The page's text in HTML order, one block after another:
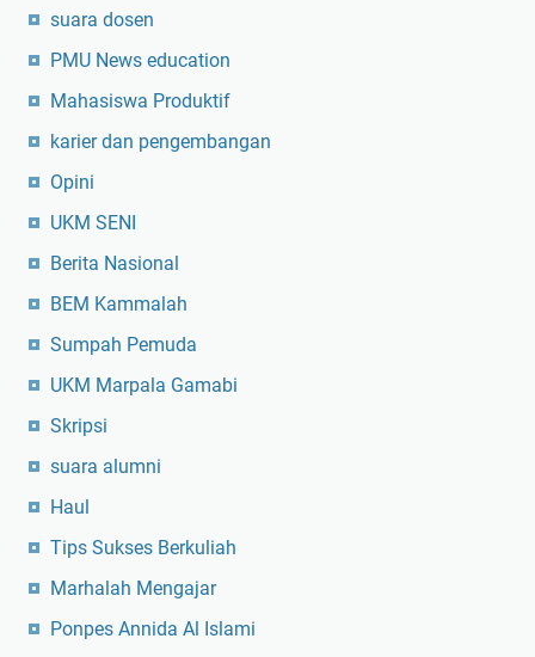
suara dosen
PMU News education
Mahasiswa Produktif
karier dan pengembangan
Opini
UKM SENI
Berita Nasional
BEM Kammalah
Sumpah Pemuda
UKM Marpala Gamabi
Skripsi
suara alumni
Haul
Tips Sukses Berkuliah
Marhalah Mengajar
Ponpes Annida Al Islami